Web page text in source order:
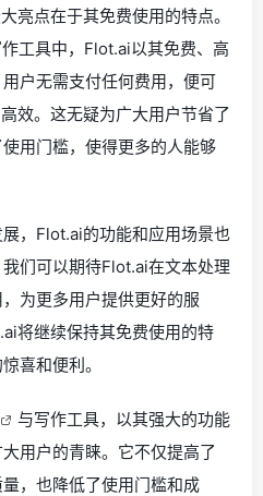
亮点在于其免费使用的特点。
工具中，Flot.ai以其免费、高
户无需支付任何费用，便可
效。这无疑为广大用户节省了
用门槛，使得更多的人能够
，Flot.ai的功能和应用场景也
们可以期待Flot.ai在文本处理
为更多用户提供更好的服
将继续保持其免费使用的特
喜和便利。
与写作工具，以其强大的功能
用户的青睐。它不仅提高了
，也降低了使用门槛和成